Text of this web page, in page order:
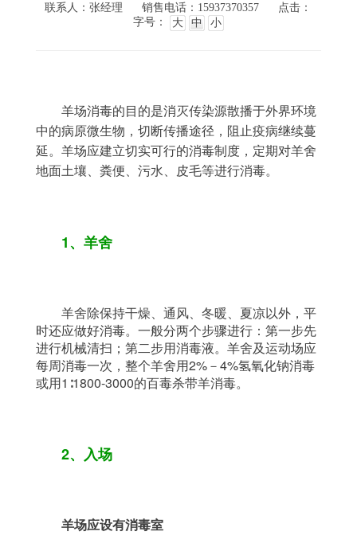
联系人：张经理
销售电话：15937370357
点击：
字号：
大 中 小
羊场消毒的目的是消灭传染源散播于外界环境
中的病原微生物，切断传播途径，阻止疫病继续蔓
延。羊场应建立切实可行的消毒制度，定期对羊舍
地面土壤、粪便、污水、皮毛等进行消毒。
1、羊舍
时还应做好消毒。一般分两个步骤进行：第一步先
进行机械清扫；第二步用消毒液。羊舍及运动场应
每周消毒一次，整个羊舍用2%－4%氢氧化钠消毒
或用1∶1800-3000的百毒杀带羊消毒。
2、入场
羊场应设有消毒室